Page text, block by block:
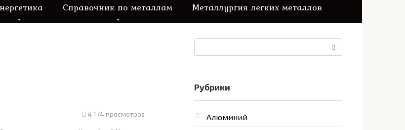
Справочник по металлам Металлургия легких металлов
4 174 просмотров
Рубрики
Алюминий